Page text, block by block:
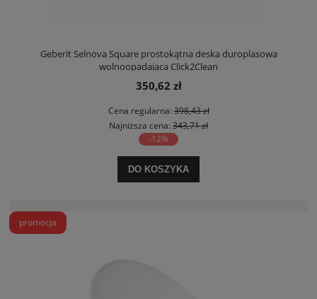
Geberit Selnova Square prostokątna deska duroplasowa
wolnoopadająca Click2Clean
350,62 zł
Cena regularna:398,43 zł
Najniższa cena: 343,71 zł
-12%
DO KOSZYKA
promocja